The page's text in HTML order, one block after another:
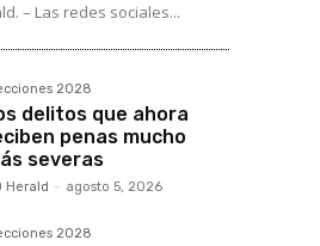
– Las redes sociales...
2028
delitos que ahora
penas mucho
severas
Herald - agosto 5, 2026
2028